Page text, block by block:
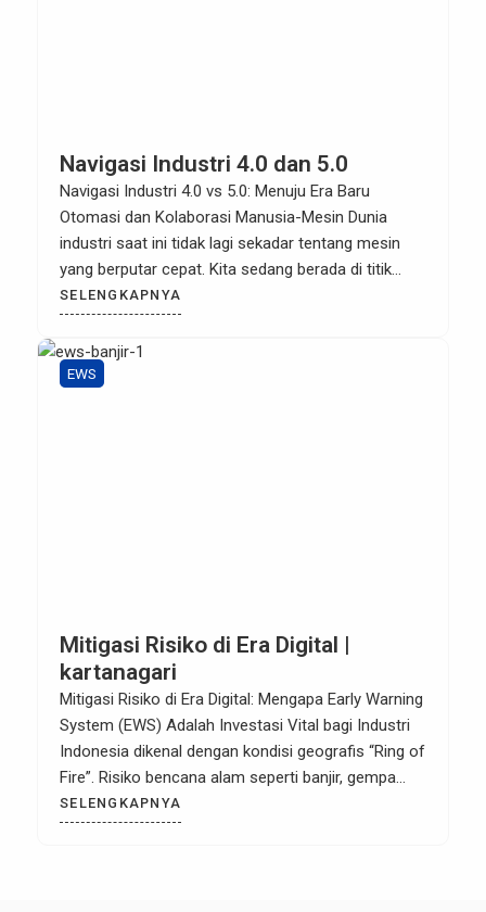
Navigasi Industri 4.0 dan 5.0
Navigasi Industri 4.0 vs 5.0: Menuju Era Baru
Otomasi dan Kolaborasi Manusia-Mesin Dunia
industri saat ini tidak lagi sekadar tentang mesin
yang berputar cepat. Kita sedang berada di titik
temu antara efisiensi digital Industri 4.0 dan
sentuhan humanis Industri 5.0. Bagi pelaku industri
di Indonesia, memahami transisi ini bukan lagi
pilihan, melainkan keharusan untuk tetap […]
SELENGKAPNYA
EWS
Mitigasi Risiko di Era Digital |
kartanagari
Mitigasi Risiko di Era Digital: Mengapa Early Warning
System (EWS) Adalah Investasi Vital bagi Industri
Indonesia dikenal dengan kondisi geografis “Ring of
Fire”. Risiko bencana alam seperti banjir, gempa
bumi, hingga tanah longsor adalah fakta yang harus
dihadapi, tidak hanya oleh permukiman warga,
SELENGKAPNYA